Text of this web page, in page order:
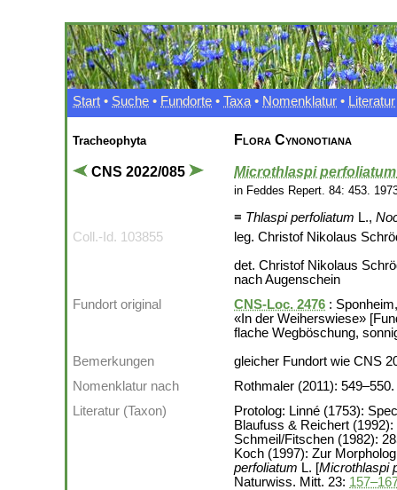
Start • Suche • Fundorte • Taxa • Nomenklatur • Literatur
Tracheophyta
CNS 2022/085
Flora Cynonotiana
Microthlaspi perfoliatum
in Feddes Repert. 84: 453.
≡ Thlaspi perfoliatum L.,
Coll.-Id. 103855
leg. Christof Nikolaus
det. Christof Nikolaus
nach Augenschein
Fundort original
CNS-Loc. 2476 :
«In der Weiherswiese»
flache Wegböschung,
Bemerkungen
gleicher Fundort wie CNS
Nomenklatur nach
Rothmaler (2011): 549–550.
Literatur (Taxon)
Protolog: Linné (1753):
Blaufuss & Reichert
Schmeil/Fitschen (1982):
Koch (1997): Zur
perfoliatum L. [Microthlaspi
Naturwiss. Mitt. 23: